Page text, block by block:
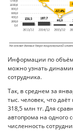
Информации по
можно узнать
сотрудника.
Так, в среднем за
тыс. человек, что
318,5 млн тг. Для
автопрома на одного
численность